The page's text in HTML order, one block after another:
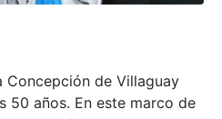
Concepción de Villaguay
50 años. En este marco de